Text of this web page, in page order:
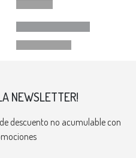
NEWSLETTER!
descuento no acumulable con